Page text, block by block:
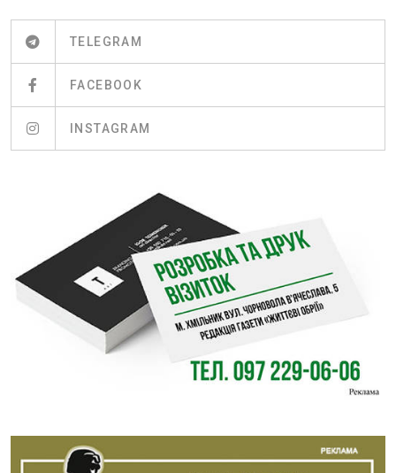
TELEGRAM
FACEBOOK
INSTAGRAM